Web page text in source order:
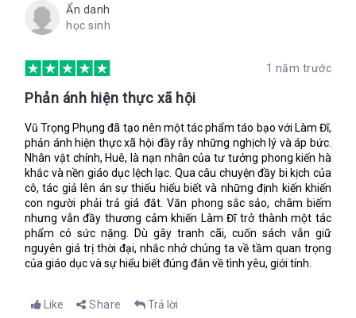
Ẩn danh
học sinh
1 năm trước
Phản ánh hiện thực xã hội
Vũ Trọng Phụng đã tạo nên một tác phẩm táo bạo với Làm Đĩ,
phản ánh hiện thực xã hội đầy rẫy những nghịch lý và áp bức.
Nhân vật chính, Huê, là nạn nhân của tư tưởng phong kiến hà
khắc và nền giáo dục lệch lạc. Qua câu chuyện đầy bi kịch của
cô, tác giả lên án sự thiếu hiểu biết và những định kiến khiến
con người phải trả giá đắt. Văn phong sắc sảo, châm biếm
nhưng vẫn đầy thương cảm khiến Làm Đĩ trở thành một tác
phẩm có sức nặng. Dù gây tranh cãi, cuốn sách vẫn giữ
nguyên giá trị thời đại, nhắc nhở chúng ta về tầm quan trọng
của giáo dục và sự hiểu biết đúng đắn về tình yêu, giới tính.
Like Share Trả lời